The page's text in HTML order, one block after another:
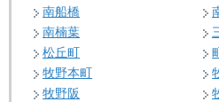
南船橋
南楠葉
松丘町
牧野本町
牧野阪